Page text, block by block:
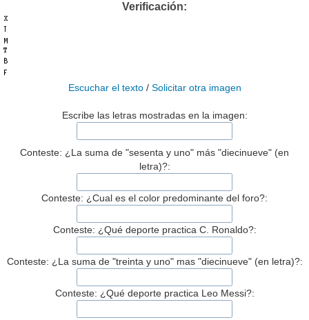
Verificación:
Escuchar el texto/ Solicitar otra imagen
Escribe las letras mostradas en la imagen:
Conteste: ¿La suma de "sesenta y uno" más "diecinueve" (en
letra)?:
Conteste: ¿Cual es el color predominante del foro?:
Conteste: ¿Qué deporte practica C. Ronaldo?:
Conteste: ¿La suma de "treinta y uno" mas "diecinueve" (en letra)?:
Conteste: ¿Qué deporte practica Leo Messi?: